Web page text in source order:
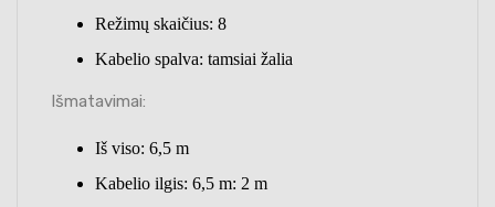
Režimų skaičius: 8
Kabelio spalva: tamsiai žalia
Išmatavimai:
Iš viso: 6,5 m
Kabelio ilgis: 6,5 m: 2 m